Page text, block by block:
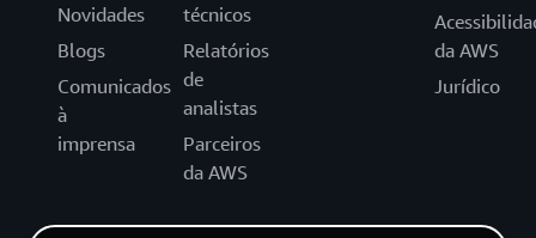
Novidades
Blogs
Comunicados
à
imprensa
técnicos
Relatórios
de
analistas
Parceiros
da AWS
da AWS
Jurídico